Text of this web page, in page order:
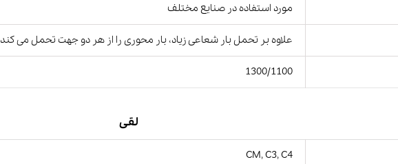
مورد استفاده در صنایع مختلف
علاوه بر تحمل بار شعاعی زیاد، بار محوری را از هر دو جهت تحمل می کند
1300/1100
لقی
CM, C3, C4